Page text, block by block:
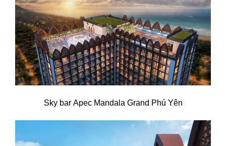
Sky bar Apec Mandala Grand Phú Yên